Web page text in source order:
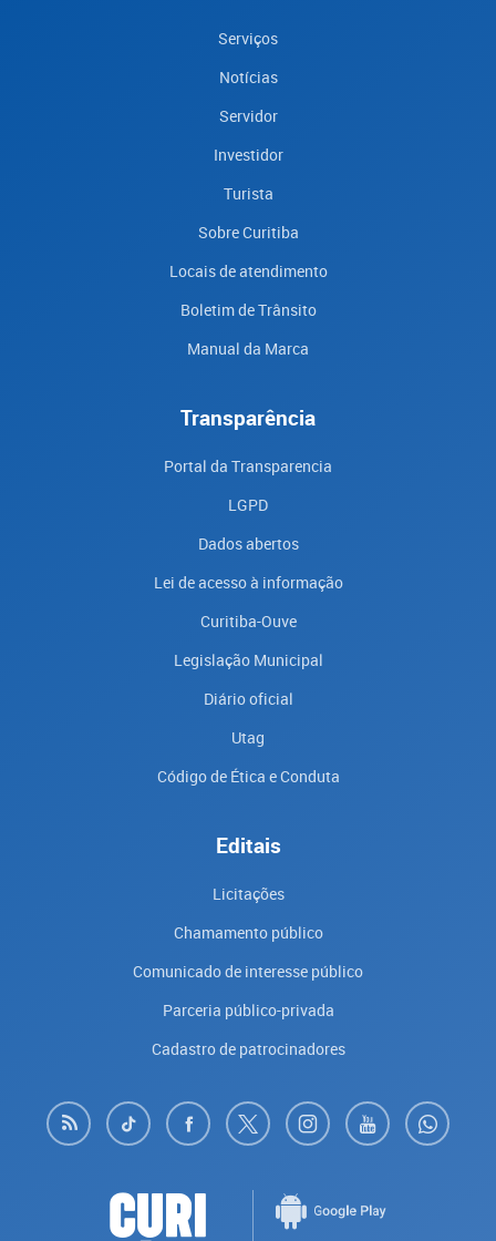
Serviços
Notícias
Servidor
Investidor
Turista
Sobre Curitiba
Locais de atendimento
Boletim de Trânsito
Manual da Marca
Transparência
Portal da Transparencia
LGPD
Dados abertos
Lei de acesso à informação
Curitiba-Ouve
Legislação Municipal
Diário oficial
Utag
Código de Ética e Conduta
Editais
Licitações
Chamamento público
Comunicado de interesse público
Parceria público-privada
Cadastro de patrocinadores